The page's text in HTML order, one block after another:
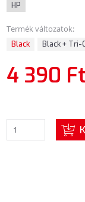
HP
Termék változatok:
Black Black + Tri-
4 390 Ft